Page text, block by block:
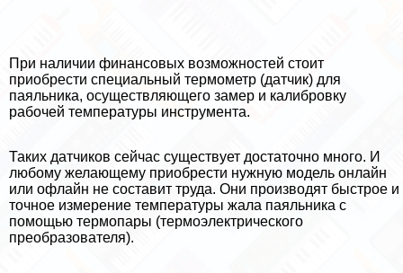
При наличии финансовых возможностей стоит
приобрести специальный термометр (датчик) для
паяльника, осуществляющего замер и калибровку
рабочей температуры инструмента.
Таких датчиков сейчас существует достаточно много. И
любому желающему приобрести нужную модель онлайн
или офлайн не составит труда. Они производят быстрое и
точное измерение температуры жала паяльника с
помощью термопары (термоэлектрического
преобразователя).